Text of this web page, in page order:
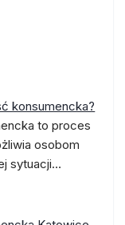
konsumencka?
to proces
osobom
sytuacji…